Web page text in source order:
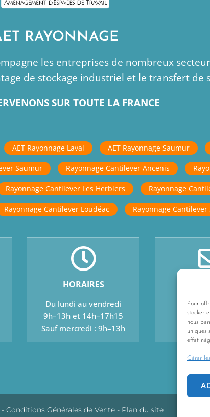
Pour
stocker
nous
uniques
effet
Gérer
RAYONNAGE
les entreprises de nombreux
de stockage industriel et le transfert de
SUR TOUTE LA FRANCE
AET Rayonnage Laval AET Rayonnage Saumur
Saumur Rayonnage Cantilever Ancenis
Rayonnage Cantilever Les Herbiers Rayonnage
Rayonnage Cantilever Loudéac Rayonnage
HORAIRES
Du lundi au vendredi
9h–13h et 14h–17h15
Sauf mercredi : 9h–13h
- Conditions Générales de Vente - Plan du site